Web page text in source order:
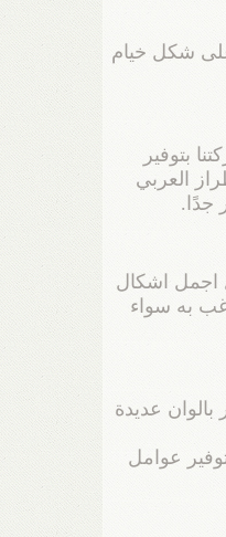
على شكل خيام
بتوفير
العربي
جدًا.
اجمل اشكال
به سواء
عديدة
عوامل